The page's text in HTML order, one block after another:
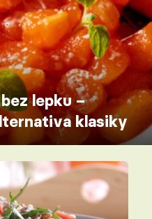
lepku –
klasiky